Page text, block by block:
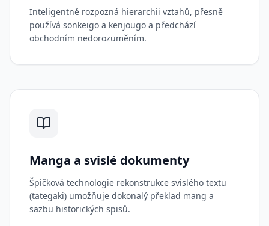
Inteligentně rozpozná hierarchii vztahů, přesně
používá sonkeigo a kenjougo a předchází
obchodním nedorozuměním.
Manga a svislé dokumenty
Špičková technologie rekonstrukce svislého textu
(tategaki) umožňuje dokonalý překlad mang a
sazbu historických spisů.